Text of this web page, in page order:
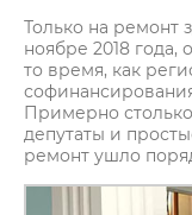
Только на ремонт
ноябре 2018 года,
то время, как
Примерно
депутаты и
ремонт ушло